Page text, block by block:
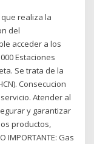
realiza la
del
acceder a los
Estaciones
Se trata de la
Consecucion
Atender al
y garantizar
productos,
Gas